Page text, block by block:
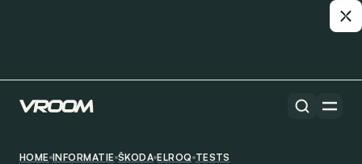
HOME INFORMATIE ŠKODA ELROQ TESTS